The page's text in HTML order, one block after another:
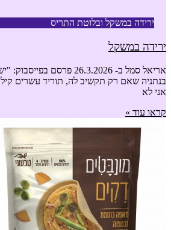
ירידה במשקל ובלוטת התריס
ירידה במשקל
אריאל סמל ב- 26.3.2026
בנתניה שאם רק תקשיב לה, תוריד עשרים
אני לא
קראו עוד »